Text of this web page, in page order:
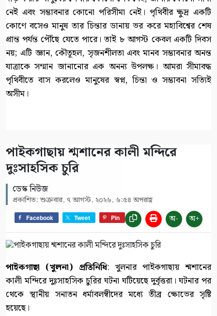
নেই এবং সম্ভাবনার কোনো পরিসীমা নেই। পৃথিবীর ক্ষুদ্র একটি
কোণে বসেও মানুষ তার চিন্তার ডানায় ভর করে মহাবিশ্বের শেষ
প্রান্ত পর্যন্ত পৌঁছে যেতে পারে। তাই ৮ আগস্ট কেবল একটি দিবস
নয়; এটি জ্ঞান, কৌতূহল, সৃজনশীলতা এবং মানব সম্ভাবনার অনন্ত
যাত্রাকে সম্মান জানানোর এক অনন্য উপলক্ষ। আমরা সীমাবদ্ধ
পৃথিবীতে বাস করলেও মানুষের স্বপ্ন, চিন্তা ও সম্ভাবনা সত্যিই
অসীম।
পাইকগাছায় শ্মশানের কালী মন্দিরে
দুঃসাহসিক চুরি
ডেস্ক নিউজ
প্রকাশিত: শুক্রবার, ৭ আগস্ট, ২০২৬, ৬:৫৪ অপরাহ্ণ
Facebook Tweet Pin অ- অ+
পাইকগাছা (খুলনা) প্রতিনিধি: খুলনার পাইকগাছায় শ্মশানের
কালী মন্দিরে দুঃসাহসিক চুরির ঘটনা ঘটিয়েছে দুর্বৃত্তরা। ঘটনার পর
থেকে স্থানীয় সনাতন ধর্মাবলম্বীদের মধ্যে তীব্র ক্ষোভের সৃষ্টি
হয়েছে।